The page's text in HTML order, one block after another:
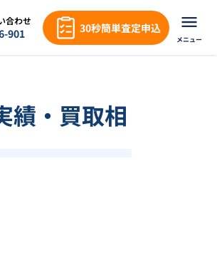
合わせ
901 30秒簡単査定申込
メニュー
績・買取相